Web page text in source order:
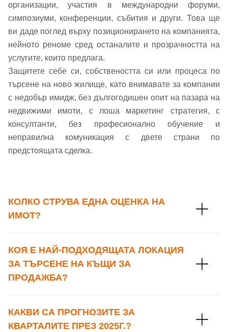
организации, участия в международни форуми,
симпозиуми, конференции, събития и други. Това ще
ви даде поглед върху позиционирането на компанията,
нейното реноме сред останалите и прозрачността на
услугите, които предлага.
Защитете себе си, собствеността си или процеса по
търсене на ново жилище, като внимавате за компании
с недобър имидж, без дългогодишен опит на пазара на
недвижими имоти, с лоша маркетинг стратегия, с
консултанти, без професионално обучение и
неправилна комуникация с двете страни по
предстоящата сделка.
КОЛКО СТРУВА ЕДНА ОЦЕНКА НА
ИМОТ?
КОЯ Е НАЙ-ПОДХОДЯЩАТА ЛОКАЦИЯ
ЗА ТЪРСЕНЕ НА КЪЩИ ЗА
ПРОДАЖБА?
КАКВИ СА ПРОГНОЗИТЕ ЗА
КВАРТАЛИТЕ ПРЕЗ 2025Г.?